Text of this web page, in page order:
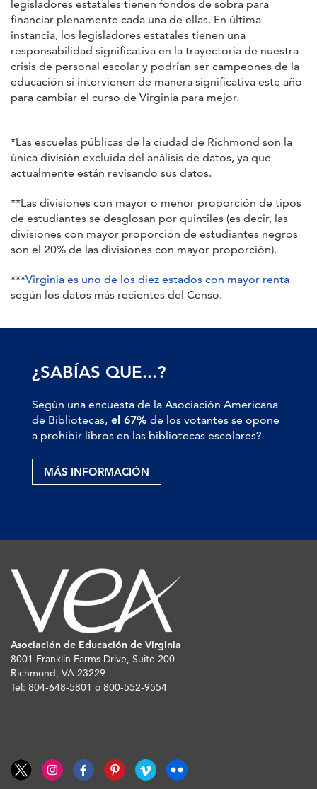
legisladores estatales tienen fondos de sobra para
financiar plenamente cada una de ellas. En última
instancia, los legisladores estatales tienen una
responsabilidad significativa en la trayectoria de nuestra
crisis de personal escolar y podrían ser campeones de la
educación si intervienen de manera significativa este año
para cambiar el curso de Virginia para mejor.
*Las escuelas públicas de la ciudad de Richmond son la
única división excluida del análisis de datos, ya que
actualmente están revisando sus datos.
**Las divisiones con mayor o menor proporción de tipos
de estudiantes se desglosan por quintiles (es decir, las
divisiones con mayor proporción de estudiantes negros
son el 20% de las divisiones con mayor proporción).
***Virginia es uno de los diez estados con mayor renta
según los datos más recientes del Censo.
¿SABÍAS QUE...?
Según una encuesta de la Asociación Americana
de Bibliotecas, el 67% de los votantes se opone
a prohibir libros en las bibliotecas escolares?
MÁS INFORMACIÓN
Asociación de Educación de Virginia
8001 Franklin Farms Drive, Suite 200
Richmond, VA 23229
Tel: 804-648-5801 o 800-552-9554